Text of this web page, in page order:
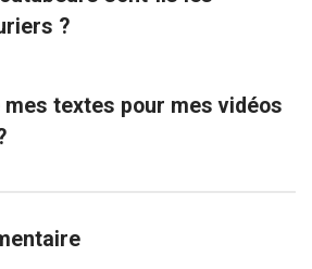
?
textes pour mes vidéos